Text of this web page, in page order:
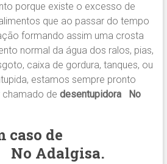
porque existe o excesso de
que ao passar do tempo
formando assim uma crosta
normal da água dos ralos, pias,
caixa de gordura, tanques, ou
estamos sempre pronto
chamado de desentupidora No
caso de
No Adalgisa.